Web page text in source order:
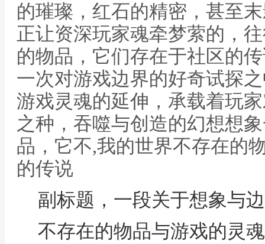
的璀璨，红石的精密，甚至
正让资深玩家魂牵梦萦的，
的物品，它们存在于社区的
一次对游戏边界的好奇试探
游戏灵魂的延伸，承载着玩
之种，吞噬与创造的幻想想
品，它不,我的世界不存在的
的传说
副标题，一段关于想象与
不存在的物品与游戏的灵魂